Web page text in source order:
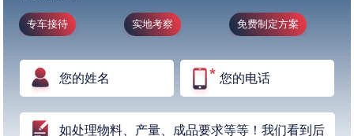
专车接待 实地考察 免费制定方案